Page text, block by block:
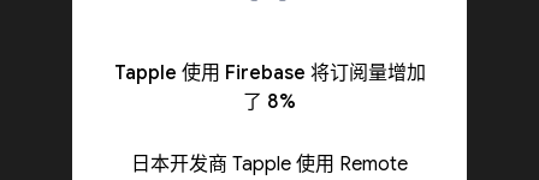
Tapple 使用 Firebase 将订阅量增加
了 8%
日本开发商 Tapple 使用 Remote